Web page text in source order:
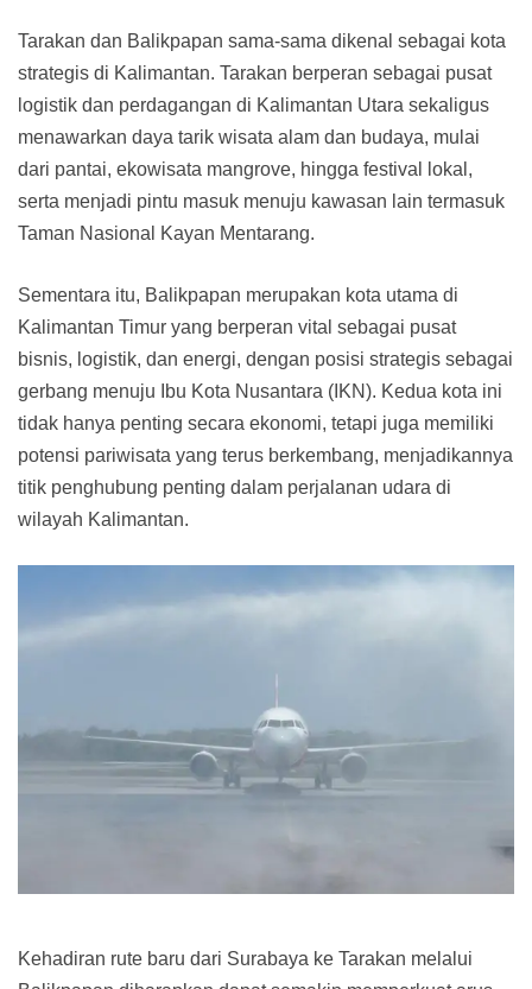
Tarakan dan Balikpapan sama-sama dikenal sebagai kota
strategis di Kalimantan. Tarakan berperan sebagai pusat
logistik dan perdagangan di Kalimantan Utara sekaligus
menawarkan daya tarik wisata alam dan budaya, mulai
dari pantai, ekowisata mangrove, hingga festival lokal,
serta menjadi pintu masuk menuju kawasan lain termasuk
Taman Nasional Kayan Mentarang.
Sementara itu, Balikpapan merupakan kota utama di
Kalimantan Timur yang berperan vital sebagai pusat
bisnis, logistik, dan energi, dengan posisi strategis sebagai
gerbang menuju Ibu Kota Nusantara (IKN). Kedua kota ini
tidak hanya penting secara ekonomi, tetapi juga memiliki
potensi pariwisata yang terus berkembang, menjadikannya
titik penghubung penting dalam perjalanan udara di
wilayah Kalimantan.
Kehadiran rute baru dari Surabaya ke Tarakan melalui